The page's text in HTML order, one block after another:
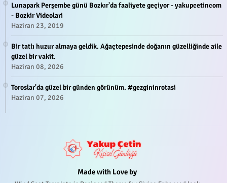
Lunapark Perşembe günü Bozkır'da faaliyete geçiyor - yakupcetincom
- Bozkir Videolari
Haziran 23, 2019
Bir tatlı huzur almaya geldik. Ağaçtepesinde doğanın güzelliğinde aile
güzel bir vakit.
Haziran 08, 2026
Toroslar'da güzel bir günden görünüm. #gezgininrotasi
Haziran 07, 2026
Made with Love by